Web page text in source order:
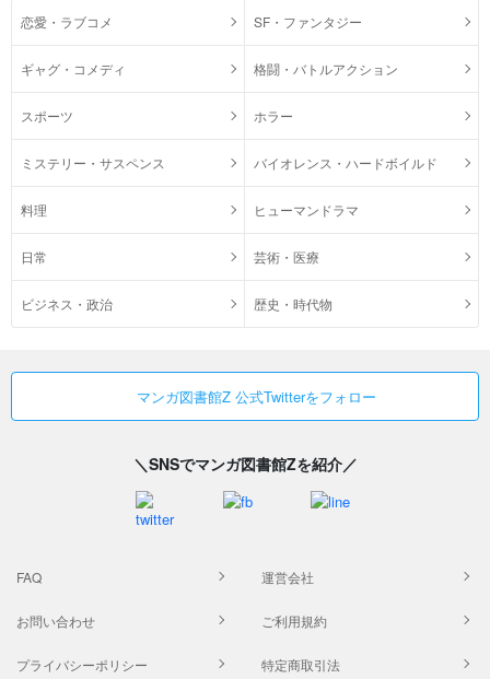
恋愛・ラブコメ SF・ファンタジー
ギャグ・コメディ 格闘・バトルアクション
スポーツ ホラー
ミステリー・サスペンス バイオレンス・ハードボイルド
料理 ヒューマンドラマ
日常 芸術・医療
ビジネス・政治 歴史・時代物
マンガ図書館Z 公式Twitterをフォロー
＼SNSでマンガ図書館Zを紹介／
FAQ 運営会社
お問い合わせ ご利用規約
プライバシーポリシー 特定商取引法